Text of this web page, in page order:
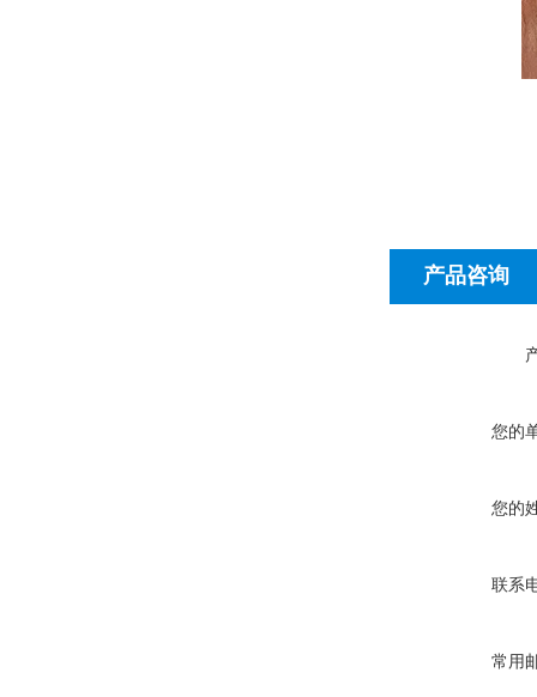
产品咨询
您的
您的
联系
常用